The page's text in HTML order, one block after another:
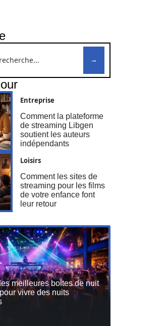
Entreprise
Comment la plateforme
de streaming Libgen
soutient les auteurs
indépendants
Loisirs
Comment les sites de
streaming pour les films
de votre enfance font
leur retour
meilleures boites de nuit
vivre des nuits